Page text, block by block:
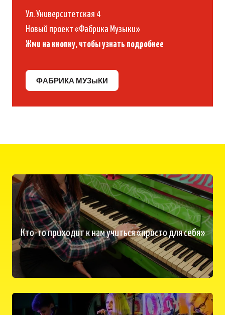
Ул. Университетская 4
Новый проект «Фабрика Музыки»
Жми на кнопку, чтобы узнать подробнее
ФАБРИКА МУЗыКИ
Кто-то приходит к нам учиться «просто для себя»